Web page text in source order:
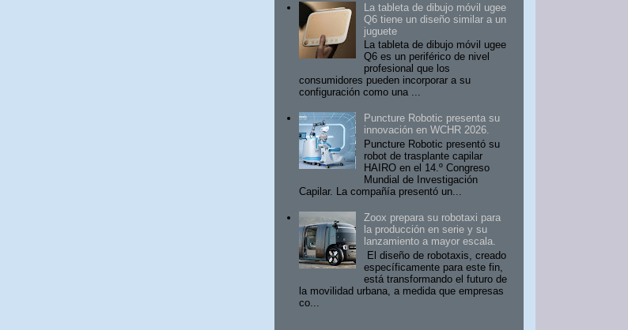
La tableta de dibujo móvil ugee
Q6 tiene un diseño similar a un
juguete
La tableta de dibujo móvil ugee
Q6 es un periférico de nivel
profesional que los
consumidores pueden incorporar a su
configuración como una ...
Puncture Robotic presenta su
innovación en WCHR 2026.
Puncture Robotic presentó su
robot de trasplante capilar
HAIRO en el 14.º Congreso
Mundial de Investigación
Capilar. La compañía presentó un...
Zoox prepara su robotaxi para
la producción en serie y su
lanzamiento a mayor escala.
El diseño de robotaxis, creado
específicamente para este fin,
está transformando el futuro de
la movilidad urbana, a medida que empresas
co...